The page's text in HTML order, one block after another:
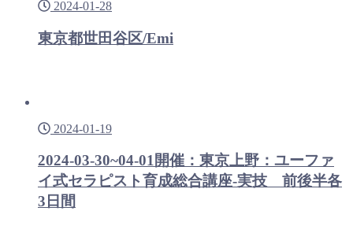
2024-01-28
東京都世田谷区/Emi
2024-01-19
2024-03-30~04-01開催：東京上野：ユーファ
イ式セラピスト育成総合講座-実技 前後半各
3日間